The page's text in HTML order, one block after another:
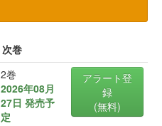
次巻
2巻
2026年08月
27日 発売予
定
アラート登
録
(無料)